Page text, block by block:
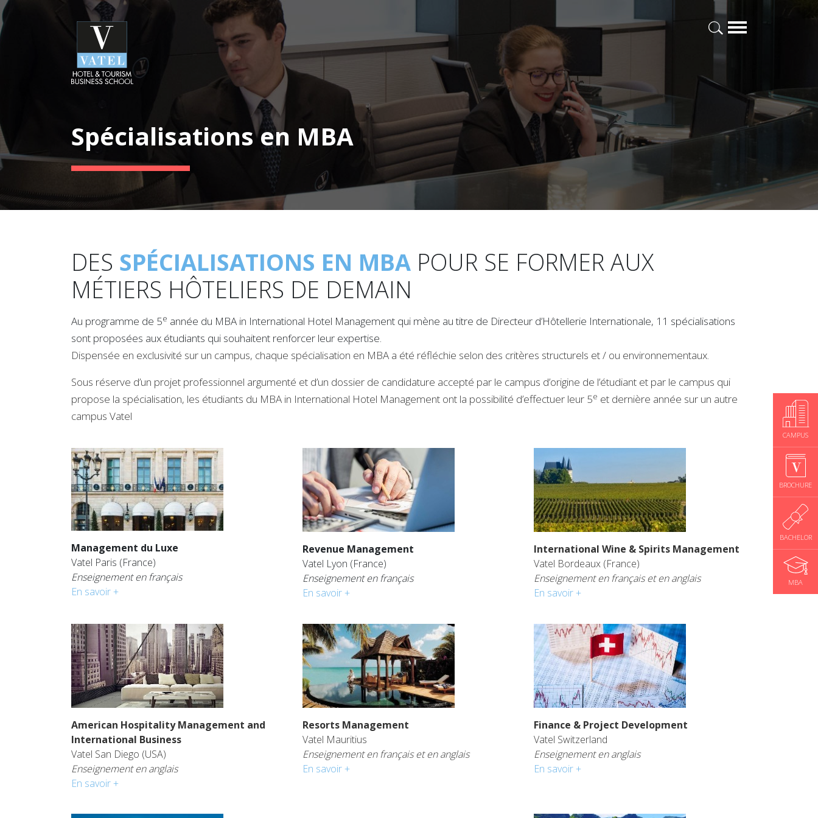
CAMPUS
BROCHURE
BACHELOR
MBA
Spécialisations en MBA
DES SPÉCIALISATIONS EN MBA POUR SE FORMER AUX
MÉTIERS HÔTELIERS DE DEMAIN
Au programme de 5e année du MBA in International Hotel Management qui mène au titre de Directeur d’Hôtellerie Internationale, 11 spécialisations
sont proposées aux étudiants qui souhaitent renforcer leur expertise.
Dispensée en exclusivité sur un campus, chaque spécialisation en MBA a été réfléchie selon des critères structurels et / ou environnementaux.
Sous réserve d’un projet professionnel argumenté et d’un dossier de candidature accepté par le campus d’origine de l’étudiant et par le campus qui
propose la spécialisation, les étudiants du MBA in International Hotel Management ont la possibilité d’effectuer leur 5e et dernière année sur un autre
campus Vatel
Management du Luxe
Vatel Paris (France)
Enseignement en français
En savoir +
Revenue Management
Vatel Lyon (France)
Enseignement en français
En savoir +
International Wine & Spirits Management
Vatel Bordeaux (France)
Enseignement en français et en anglais
En savoir +
American Hospitality Management and
International Business
Vatel San Diego (USA)
Enseignement en anglais
En savoir +
Resorts Management
Vatel Mauritius
Enseignement en français et en anglais
En savoir +
Finance & Project Development
Vatel Switzerland
Enseignement en anglais
En savoir +